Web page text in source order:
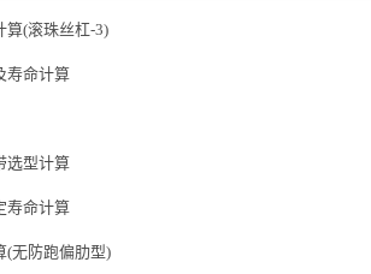
算(滚珠丝杠-3)
寿命计算
选型计算
寿命计算
(无防跑偏肋型)